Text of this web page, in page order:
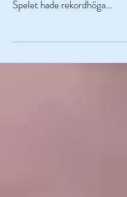
Det råder inget tvivel om
Spelet hade rekordhöga...